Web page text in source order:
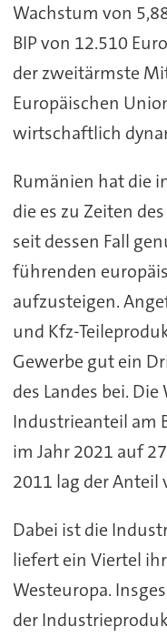
Wachstum von
BIP von 12.510
der zweitärmste
Europäischen
wirtschaftlich
Rumänien hat die
die es zu Zeiten
seit dessen Fall
führenden
aufzusteigen.
und Kfz-
Gewerbe gut ein
des Landes bei.
Industrieanteil am
im Jahr 2021 auf
2011 lag der Anteil
Dabei ist die
liefert ein Viertel
Westeuropa.
der